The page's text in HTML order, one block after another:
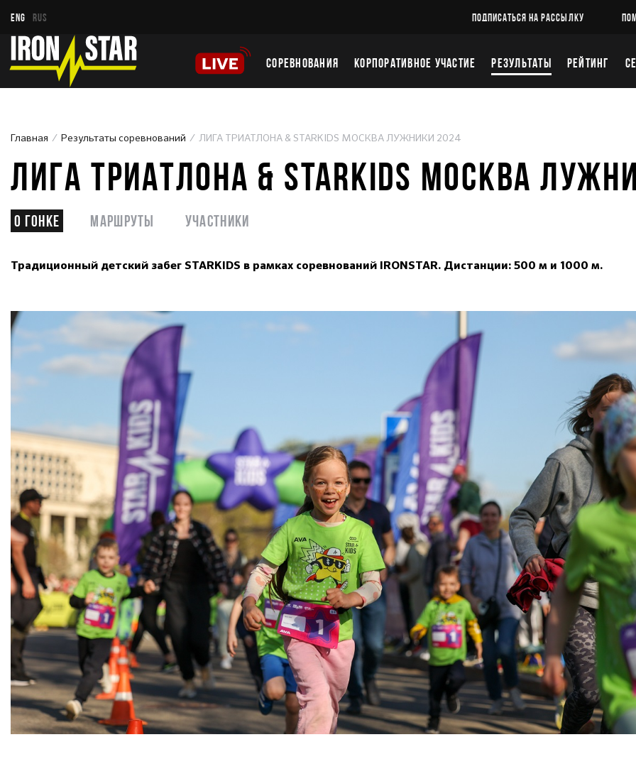
ENG RUS ПОДПИСАТЬСЯ НА РАССЫЛКУ
СОРЕВНОВАНИЯ КОРПОРАТИВНОЕ УЧАСТИЕ РЕЗУЛЬТАТЫ РЕЙТИНГ
Главная Результаты соревнований ЛИГА ТРИАТЛОНА & STARKIDS МОСКВА ЛУЖНИКИ 2024
ЛИГА ТРИАТЛОНА & STARKIDS МОСКВА
О гонке Маршруты Участники
Традиционный детский забег STARKIDS в рамках соревнований IRONSTAR. Дистанции: 500 м и 1000 м.